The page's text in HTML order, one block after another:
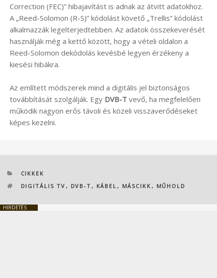
Correction (FEC)” hibajavítást is adnak az átvitt adatokhoz.
A „Reed-Solomon (R-S)” kódolást követő „Trellis” kódolást
alkalmazzák legelterjedtebben. Az adatok összekeverését
használják még a kettő között, hogy a vételi oldalon a
Reed-Solomon dekódolás kevésbé legyen érzékeny a
kiesési hibákra.
Az említett módszerek mind a digitális jel biztonságos
továbbítását szolgálják. Egy DVB-T vevő, ha megfelelően
működik nagyon erős távoli és közeli visszaverődéseket
képes kezelni.
KATEGÓRIÁK
CIKKEK
CÍMKÉK
DIGITÁLIS TV , DVB-T , KÁBEL , MÁSCIKK , MŰHOLD
HIRDETÉS